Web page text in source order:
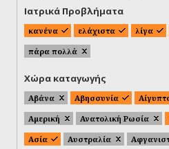
Ιατρικά Προβλήματα
κανένα ελάχιστα λίγα
πάρα πολλά
Χώρα καταγωγής
Αβάνα Αβησσυνία
Αμερική
Ανατολική Ρωσία
Ασία
Αυστραλία